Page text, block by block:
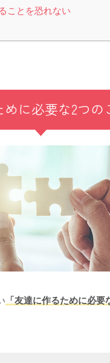
ことを恐れない
に必要な2つの
「友達に作るために必要